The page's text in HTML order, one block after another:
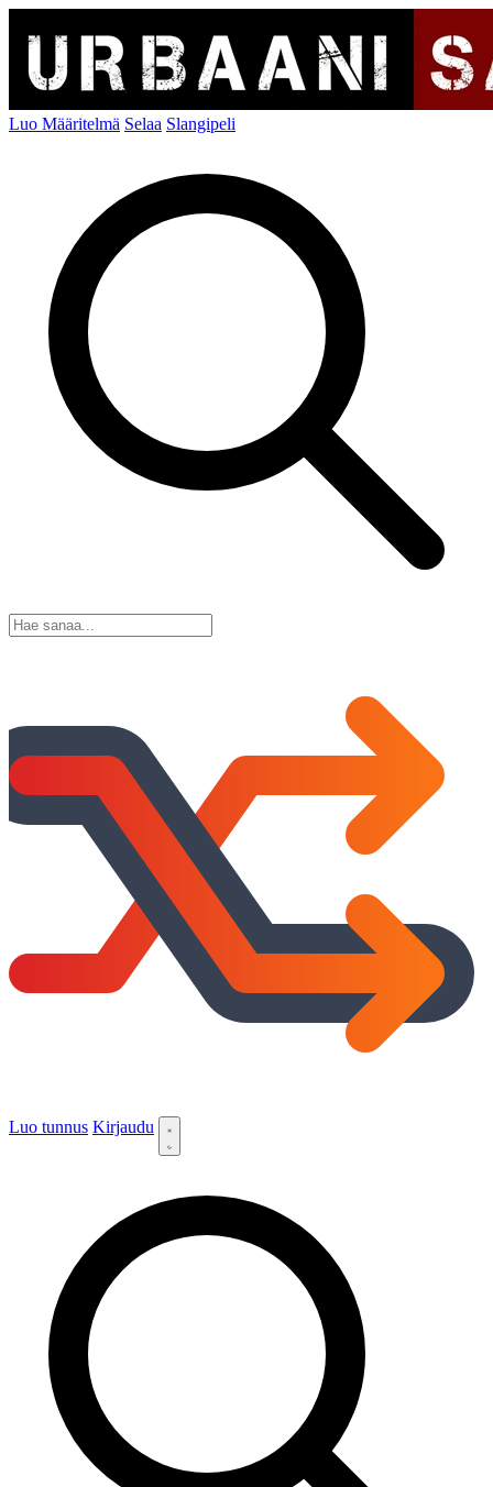
Luo Määritelmä Selaa Slangipeli
Luo tunnus Kirjaudu